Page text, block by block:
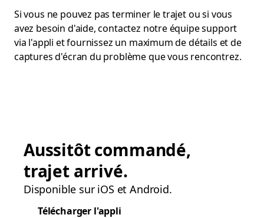
Si vous ne pouvez pas terminer le trajet ou si vous
avez besoin d'aide, contactez notre équipe support
via l'appli et fournissez un maximum de détails et de
captures d'écran du problème que vous rencontrez.
Aussitôt commandé,
trajet arrivé.
Disponible sur iOS et Android.
Télécharger l'appli